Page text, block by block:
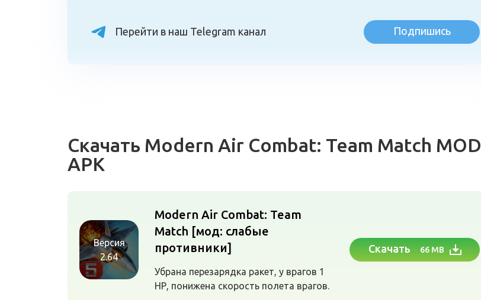
Перейти в наш Telegram канал Подпишись
Скачать Modern Air Combat: Team Match MOD
APK
Версия
2.64
Modern Air Combat: Team
Match [мод: слабые
противники]
Убрана перезарядка ракет, у врагов 1
НР, понижена скорость полета врагов.
Скачать 66 MB